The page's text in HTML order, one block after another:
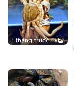
1 tháng trước 6